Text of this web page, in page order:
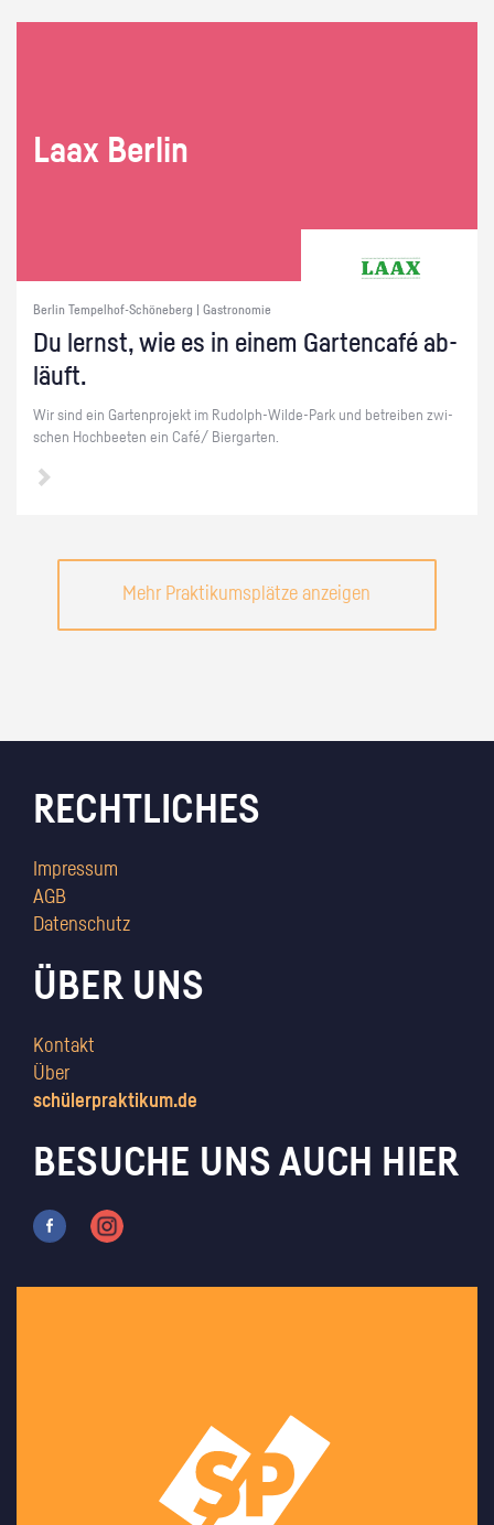
Laax Ber­lin
Berlin Tempelhof-Schöneberg | Gastronomie
Du lernst, wie es in einem Gar­ten­café ab­
läuft.
Wir sind ein Gar­ten­pro­jekt im Ru­dolph-Wil­de-Park und be­trei­ben zwi­
schen Hoch­bee­ten ein Café/ Bier­gar­ten.
Mehr Praktikumsplätze anzeigen
RECHTLICHES
Impressum
AGB
Datenschutz
ÜBER UNS
Kontakt
Über
schülerpraktikum.de
BESUCHE UNS AUCH HIER